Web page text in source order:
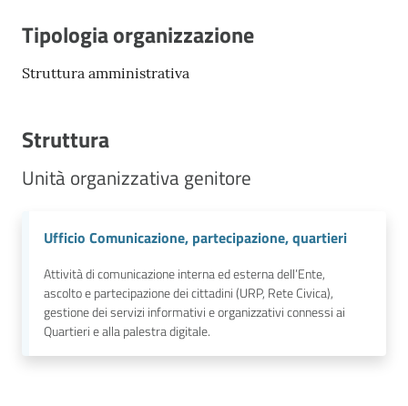
Tipologia organizzazione
Struttura amministrativa
Struttura
Unità organizzativa genitore
Ufficio Comunicazione, partecipazione, quartieri
Attività di comunicazione interna ed esterna dell’Ente,
ascolto e partecipazione dei cittadini (URP, Rete Civica),
gestione dei servizi informativi e organizzativi connessi ai
Quartieri e alla palestra digitale.